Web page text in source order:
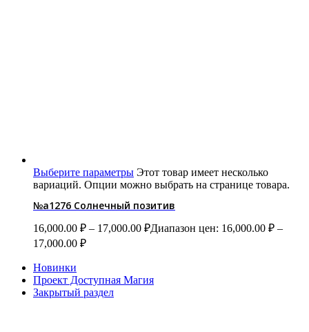
Выберите параметры Этот товар имеет несколько
вариаций. Опции можно выбрать на странице товара.
№a1276 Солнечный позитив
16,000.00 ₽ – 17,000.00 ₽Диапазон цен: 16,000.00 ₽ –
17,000.00 ₽
Новинки
Проект Доступная Магия
Закрытый раздел